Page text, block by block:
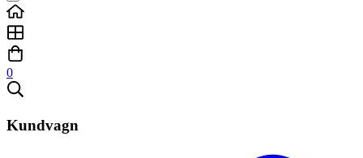
0
Kundvagn